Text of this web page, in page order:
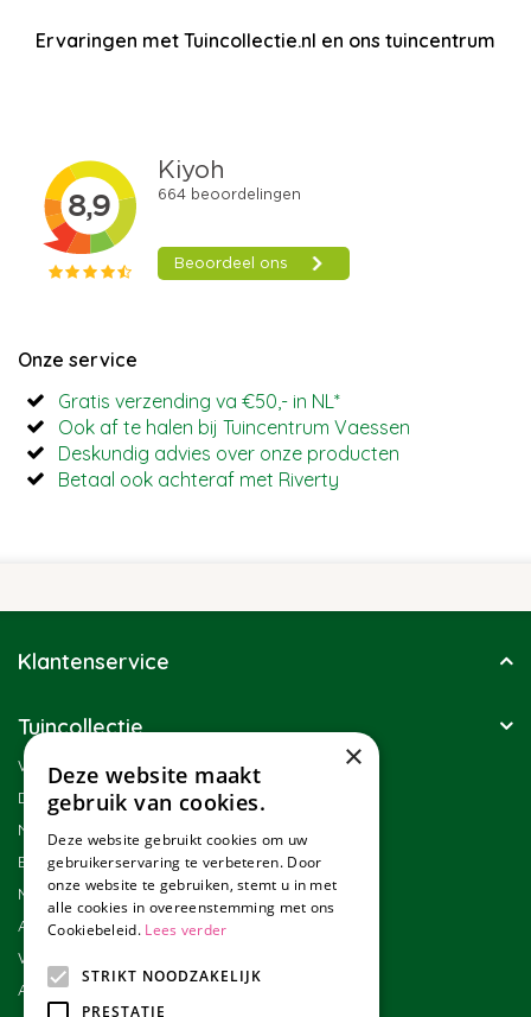
Ervaringen met Tuincollectie.nl en ons tuincentrum
Onze service
Gratis verzending va €50,- in NL*
Ook af te halen bij Tuincentrum Vaessen
Deskundig advies over onze producten
Betaal ook achteraf met Riverty
Klantenservice
Tuincollectie
Winkel
Duurzaamheid
Nieuwsbrief
Blog
Merken
Assortiment
Werken bij Tuincollectie
Affiliate marketing
×
Deze website maakt
gebruik van cookies.
Deze website gebruikt cookies om uw
gebruikerservaring te verbeteren. Door
onze website te gebruiken, stemt u in met
alle cookies in overeenstemming met ons
Cookiebeleid. Lees verder
STRIKT NOODZAKELIJK
PRESTATIE